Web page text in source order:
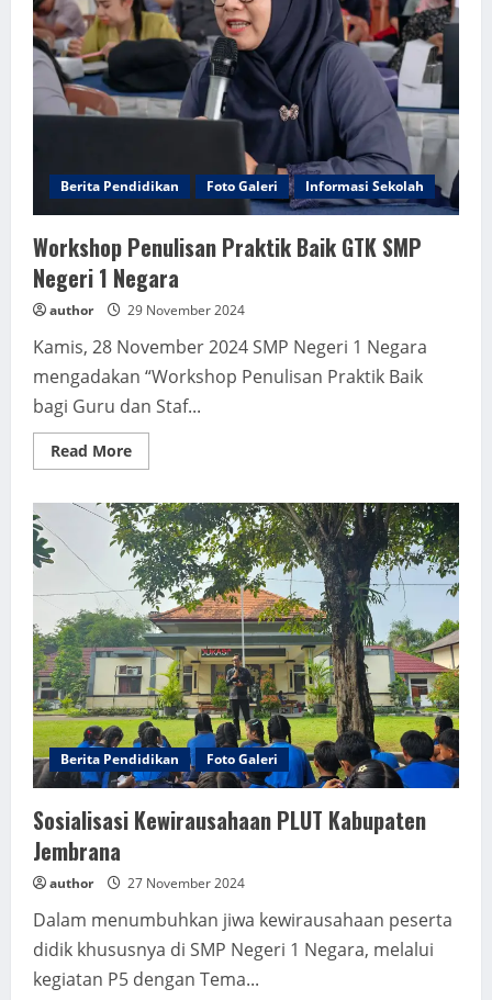
Berita Pendidikan Foto Galeri Informasi Sekolah
Workshop Penulisan Praktik Baik GTK SMP
Negeri 1 Negara
author 29 November 2024
Kamis, 28 November 2024 SMP Negeri 1 Negara
mengadakan “Workshop Penulisan Praktik Baik
bagi Guru dan Staf...
Read MoreRead
more
Penulisan
Praktik
Baik
GTK
SMP
Negeri
Negara
Berita Pendidikan Foto Galeri
Sosialisasi Kewirausahaan PLUT Kabupaten
Jembrana
author 27 November 2024
Dalam menumbuhkan jiwa kewirausahaan peserta
didik khususnya di SMP Negeri 1 Negara, melalui
kegiatan P5 dengan Tema...